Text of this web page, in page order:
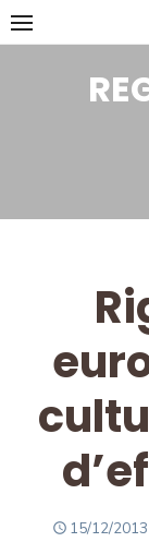
Skip
to
POSTED
15/12/2013